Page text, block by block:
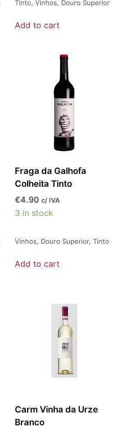
Tinto, Vinhos, Douro Superior
Add to cart
Fraga da Galhofa
Colheita Tinto
€4.90 c/ IVA
3 in stock
Vinhos, Douro Superior, Tinto
Add to cart
Carm Vinha da Urze
Branco